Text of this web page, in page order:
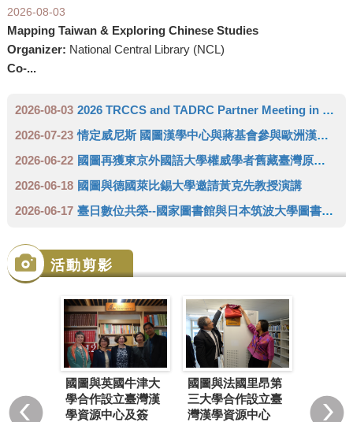
2026-08-03
Mapping Taiwan & Exploring Chinese Studies
Organizer: National Central Library (NCL)
Co-...
2026-08-03 2026 TRCCS and TADRC Partner Meeting in Europe
2026-07-23 情定威尼斯 國圖漢學中心與蔣基會參與歐洲漢學學會雙年會 推廣臺灣人文領域研究成果
2026-06-22 國圖再獲東京外國語大學權威學者舊藏臺灣原住民史料 達成徵集三代傳承日本學者完整拼圖
2026-06-18 國圖與德國萊比錫大學邀請黃克先教授演講
2026-06-17 臺日數位共榮--國家圖書館與日本筑波大學圖書館攜手成立「臺灣學術數位資源中心」(TADRC)
活動剪影
漢學
國圖與英國牛津大
學合作設立臺灣漢
學資源中心及簽
國圖與法國里昂第
三大學合作設立臺
灣漢學資源中心
源中心